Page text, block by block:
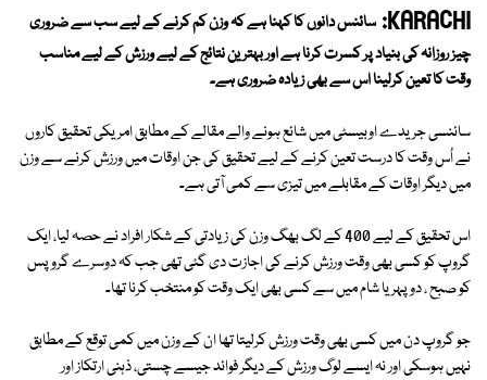
KARACHI: سائنس دانوں کا کہنا ہے کہ وزن کم کرنے کے لیے سب سے ضروری
چیز روزانہ کی بنیاد پر کسرت کرنا ہے اور بہترین نتائج کے لیے ورزش کے لیے مناسب
وقت کا تعین کرلینا اس سے بھی زیادہ ضروری ہے۔
سائنسی جریدے اوبیسٹی میں شائع ہونے والے مقالے کے مطابق امریکی تحقیق کاروں
نے اُس وقت کا درست تعین کرنے کے لیے تحقیق کی جن اوقات میں ورزش کرنے سے وزن
میں دیگر اوقات کے مقابلے میں تیزی سے کمی آتی ہے۔
اس تحقیق کے لیے 400 کے لگ بھگ وزن کی زیادتی کے شکار افراد نے حصہ لیا، ایک
گروپ کو کسی بھی وقت ورزش کرنے کی اجازت دی گئی تھی جب کہ دوسرے گروپس
کو صبح ، دوپہر یا شام میں سے کسی بھی ایک وقت کو منتخب کرنا تھا۔
جو گروپ دن میں کسی بھی وقت ورزش کرلیتا تھا ان کے وزن میں کمی توقع کے مطابق
نہیں ہوسکی اور نہ ایسے لوگ ورزش کے دیگر فوائد جیسے چستی، ذہنی ارتکاز اور